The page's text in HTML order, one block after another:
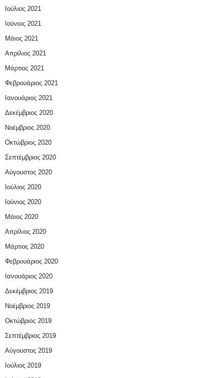
Ιούλιος 2021
Ιούνιος 2021
Μάιος 2021
Απρίλιος 2021
Μάρτιος 2021
Φεβρουάριος 2021
Ιανουάριος 2021
Δεκέμβριος 2020
Νοέμβριος 2020
Οκτώβριος 2020
Σεπτέμβριος 2020
Αύγουστος 2020
Ιούλιος 2020
Ιούνιος 2020
Μάιος 2020
Απρίλιος 2020
Μάρτιος 2020
Φεβρουάριος 2020
Ιανουάριος 2020
Δεκέμβριος 2019
Νοέμβριος 2019
Οκτώβριος 2019
Σεπτέμβριος 2019
Αύγουστος 2019
Ιούλιος 2019